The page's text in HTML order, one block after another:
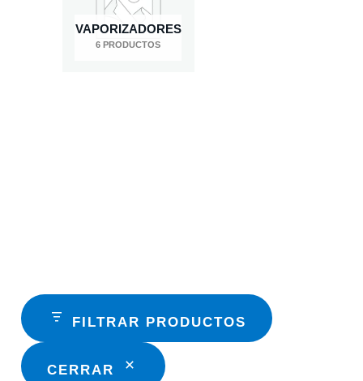
FILTRAR PRODUCTOS
CERRAR
VAPORIZADORES
6 PRODUCTOS